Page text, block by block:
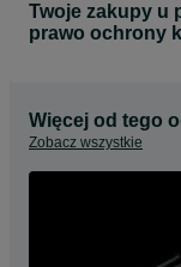
Twoje zakupy u
prawo ochrony
Więcej od tego
Zobacz wszystkie